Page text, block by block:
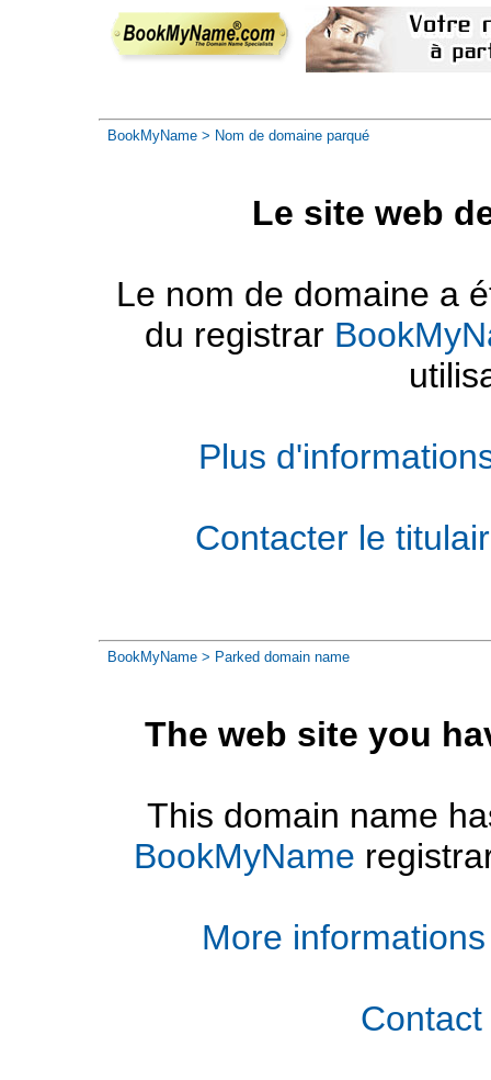
BookMyName > Nom de domaine parqué
Le site web
Le nom de domaine a
du registrar
Plus
Contacter le
BookMyName > Parked domain name
The web site you
This domain name
BookMyName
More